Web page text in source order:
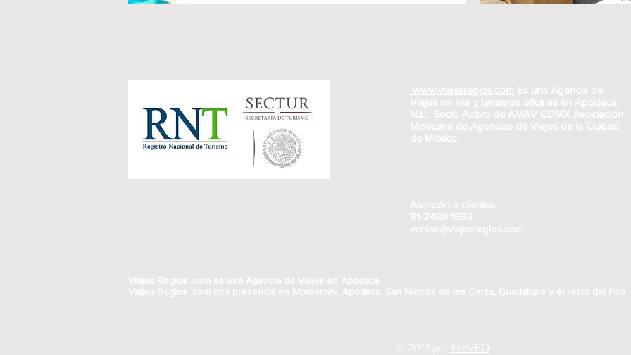
www.viajesregios.com Es una Agencia de
Viajes on line y tenemos oficinas en Apodaca
N.L. Socio Activo de AMAV CDMX Asociación
Mexicana de Agencias de Viajes de la Ciudad
de México
Atención a clientes:
81-2489 1533
ventas@viajesregios.com
Viajes Regios .com es una Agencia de Viajes en Apodaca
Viajes Regios .com con presencia en Monterrey, Apódaca, San Nicolas de los Garza, Guadalupe y el resto del País.
© 2017 por FraVEO